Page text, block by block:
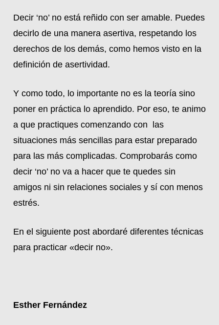
Decir ‘no’ no está reñido con ser amable. Puedes
decirlo de una manera asertiva, respetando los
derechos de los demás, como hemos visto en la
definición de asertividad.
Y como todo, lo importante no es la teoría sino
poner en práctica lo aprendido. Por eso, te animo
a que practiques comenzando con las
situaciones más sencillas para estar preparado
para las más complicadas. Comprobarás como
decir ‘no’ no va a hacer que te quedes sin
amigos ni sin relaciones sociales y sí con menos
estrés.
En el siguiente post abordaré diferentes técnicas
para practicar «decir no».
Esther Fernández